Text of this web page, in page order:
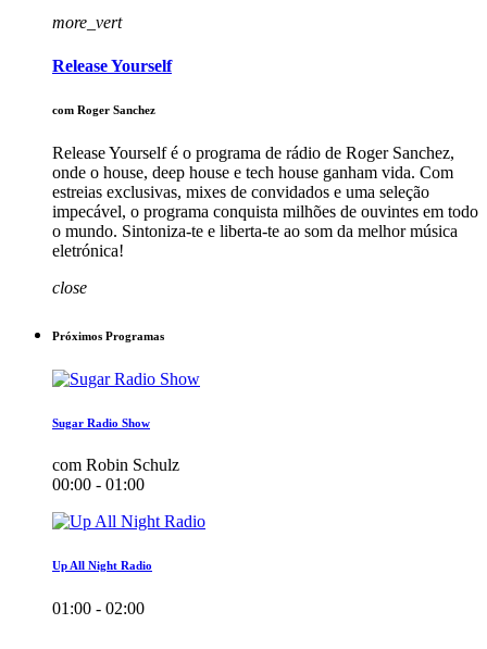
more_vert
Release Yourself
com Roger Sanchez
Release Yourself é o programa de rádio de Roger Sanchez,
onde o house, deep house e tech house ganham vida. Com
estreias exclusivas, mixes de convidados e uma seleção
impecável, o programa conquista milhões de ouvintes em todo
o mundo. Sintoniza-te e liberta-te ao som da melhor música
eletrónica!
close
Próximos Programas
Sugar Radio Show
com Robin Schulz
00:00 - 01:00
Up All Night Radio
01:00 - 02:00